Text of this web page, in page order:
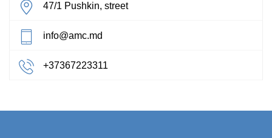
47/1 Pushkin, street
info@amc.md
+37367223311